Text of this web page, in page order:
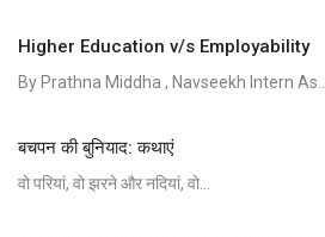
Higher Education v/s Employability
By Prathna Middha , Navseekh Intern As...
बचपन की बुनियाद: कथाएं
वो परियां, वो झरने और नदियां, वो...